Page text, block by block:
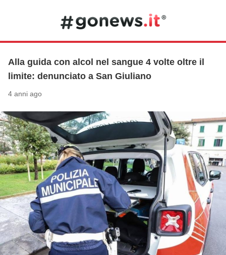
Alla guida con alcol nel sangue 4 volte oltre il
limite: denunciato a San Giuliano
4 anni ago